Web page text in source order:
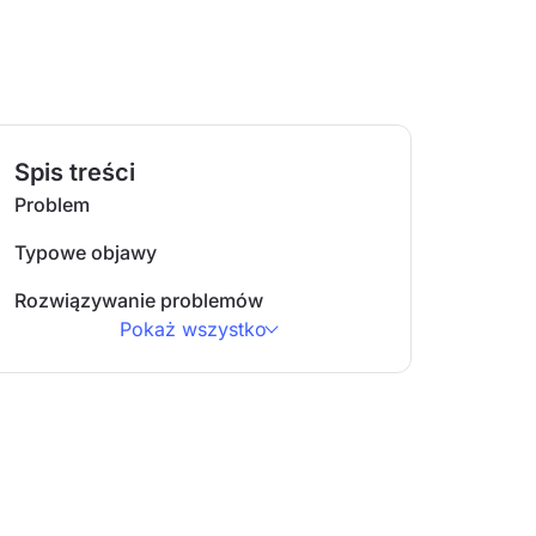
Spis treści
Problem
Typowe objawy
Rozwiązywanie problemów
Pokaż wszystko